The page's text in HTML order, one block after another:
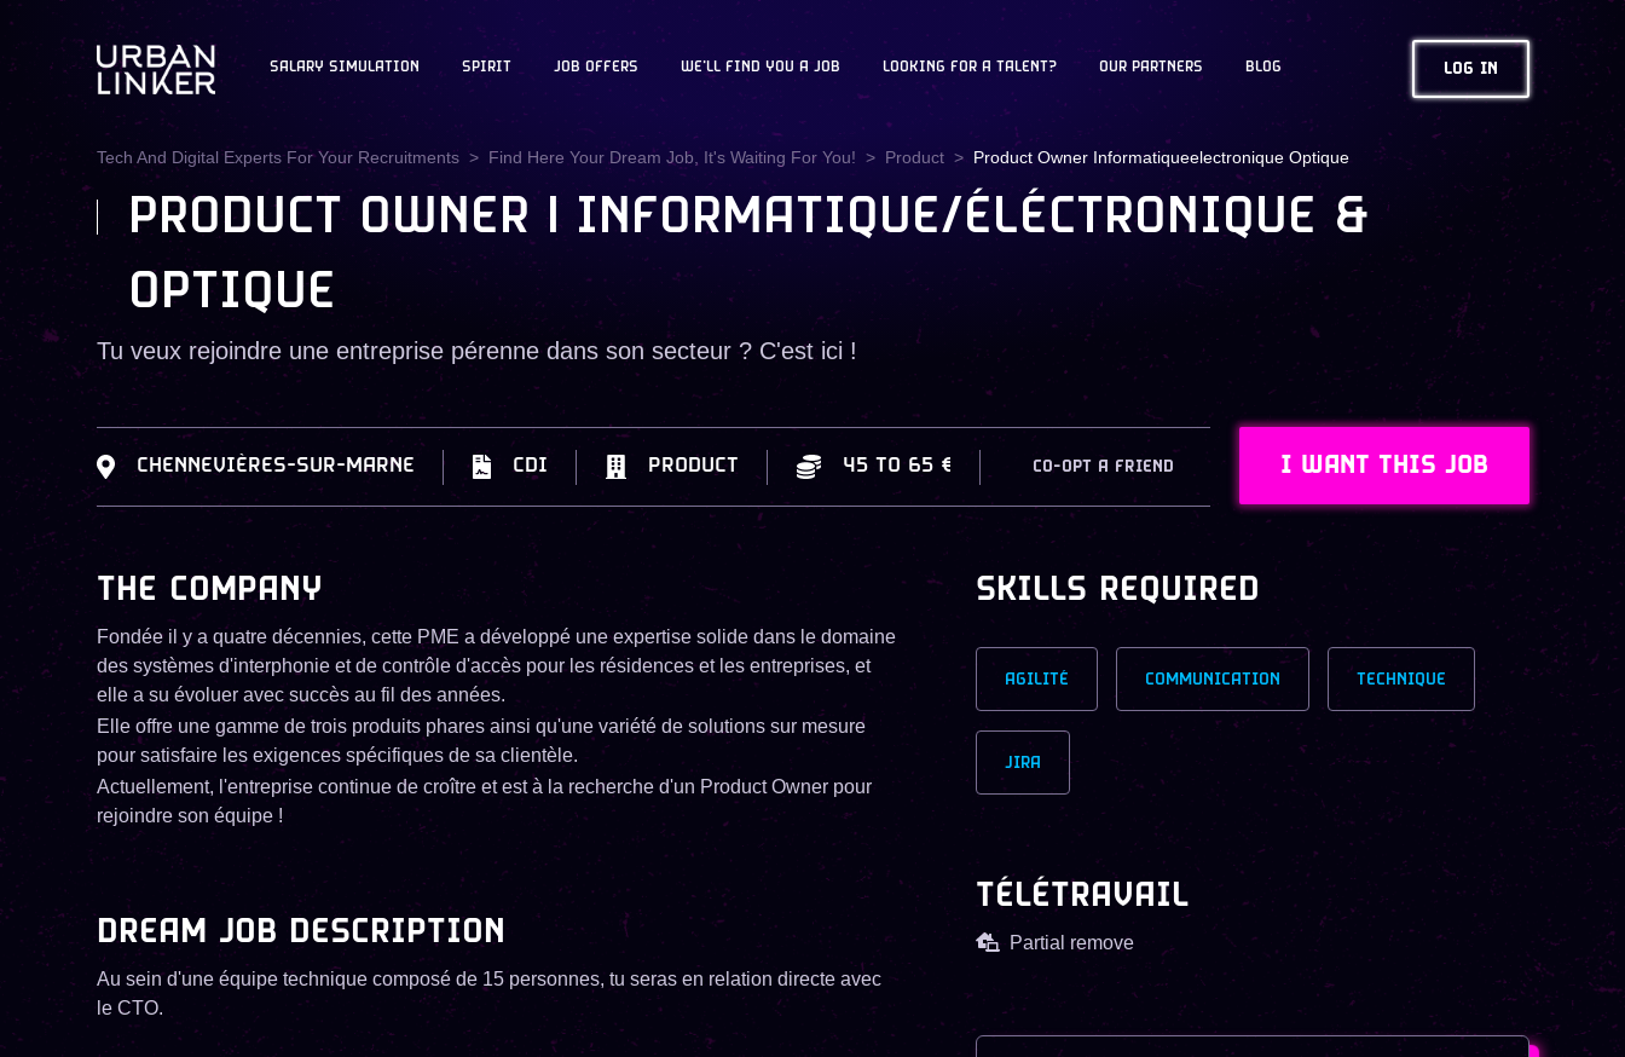
SALARY SIMULATION SPIRIT JOB OFFERS WE'LL FIND YOU A JOB LOOKING FOR A TALENT? OUR PARTNERS BLOG LOG IN
Tech And Digital Experts For Your Recruitments Find Here Your Dream Job, It's Waiting For You! Product Product Owner Informatiqueelectronique Optique
PRODUCT OWNER | INFORMATIQUE/ÉLÉCTRONIQUE &
OPTIQUE
Tu veux rejoindre une entreprise pérenne dans son secteur ? C'est ici !
CHENNEVIÈRES-SUR-MARNE CDI PRODUCT 45 TO 65 € CO-OPT A FRIEND I WANT THIS JOB
THE COMPANY
Fondée il y a quatre décennies, cette PME a développé une expertise solide dans le domaine
des systèmes d'interphonie et de contrôle d'accès pour les résidences et les entreprises, et
elle a su évoluer avec succès au fil des années.
Elle offre une gamme de trois produits phares ainsi qu'une variété de solutions sur mesure
pour satisfaire les exigences spécifiques de sa clientèle.
Actuellement, l'entreprise continue de croître et est à la recherche d'un Product Owner pour
rejoindre son équipe !
DREAM JOB DESCRIPTION
Au sein d'une équipe technique composé de 15 personnes, tu seras en relation directe avec
le CTO.
SKILLS REQUIRED
AGILITÉ COMMUNICATION TECHNIQUE
JIRA
TÉLÉTRAVAIL
Partial remove